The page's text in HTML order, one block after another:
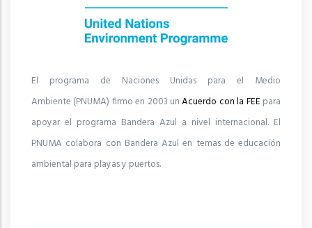
El programa de Naciones Unidas para el Medio
Ambiente (PNUMA) firmo en 2003 unAcuerdo con la FEE para
apoyar el programa Bandera Azul a nivel internacional. El
PNUMA colabora con Bandera Azul en temas de educación
ambiental para playas y puertos.